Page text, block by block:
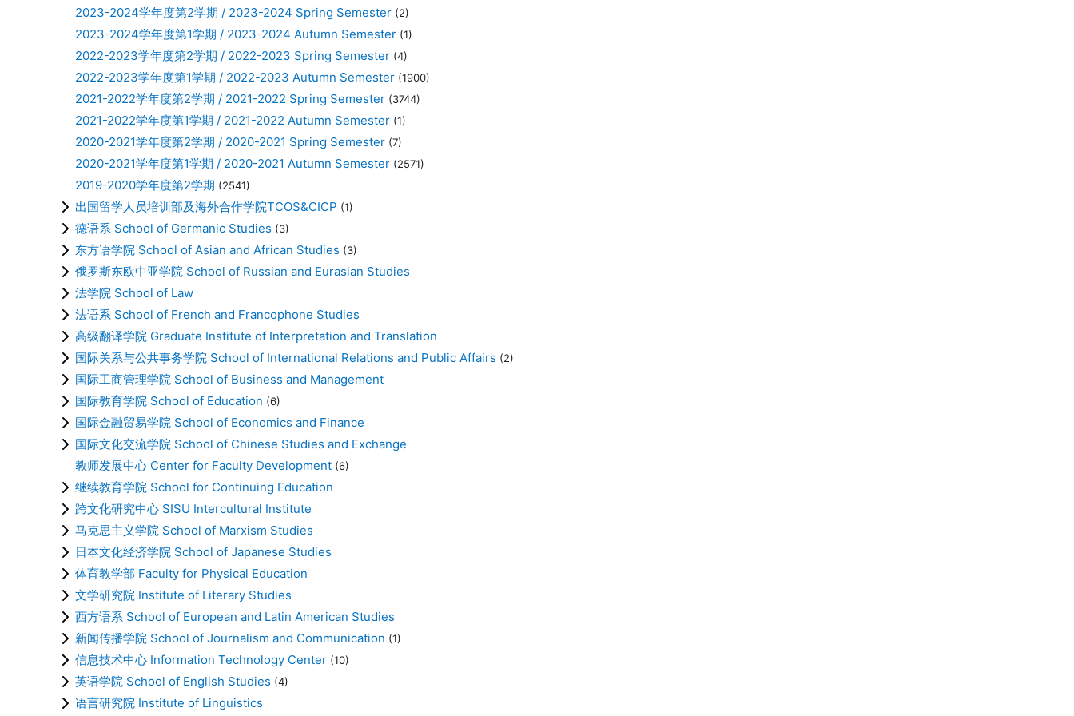
2023-2024学年度第2学期 / 2023-2024 Spring Semester (2)
2023-2024学年度第1学期 / 2023-2024 Autumn Semester (1)
2022-2023学年度第2学期 / 2022-2023 Spring Semester (4)
2022-2023学年度第1学期 / 2022-2023 Autumn Semester (1900)
2021-2022学年度第2学期 / 2021-2022 Spring Semester (3744)
2021-2022学年度第1学期 / 2021-2022 Autumn Semester (1)
2020-2021学年度第2学期 / 2020-2021 Spring Semester (7)
2020-2021学年度第1学期 / 2020-2021 Autumn Semester (2571)
2019-2020学年度第2学期 (2541)
出国留学人员培训部及海外合作学院TCOS&CICP (1)
德语系 School of Germanic Studies (3)
东方语学院 School of Asian and African Studies (3)
俄罗斯东欧中亚学院 School of Russian and Eurasian Studies
法学院 School of Law
法语系 School of French and Francophone Studies
高级翻译学院 Graduate Institute of Interpretation and Translation
国际关系与公共事务学院 School of International Relations and Public Affairs (2)
国际工商管理学院 School of Business and Management
国际教育学院 School of Education (6)
国际金融贸易学院 School of Economics and Finance
国际文化交流学院 School of Chinese Studies and Exchange
教师发展中心 Center for Faculty Development (6)
继续教育学院 School for Continuing Education
跨文化研究中心 SISU Intercultural Institute
马克思主义学院 School of Marxism Studies
日本文化经济学院 School of Japanese Studies
体育教学部 Faculty for Physical Education
文学研究院 Institute of Literary Studies
西方语系 School of European and Latin American Studies
新闻传播学院 School of Journalism and Communication (1)
信息技术中心 Information Technology Center (10)
英语学院 School of English Studies (4)
语言研究院 Institute of Linguistics